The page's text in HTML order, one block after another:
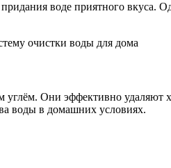
воде приятного вкуса.
Они эффективно
воды в домашних условиях.